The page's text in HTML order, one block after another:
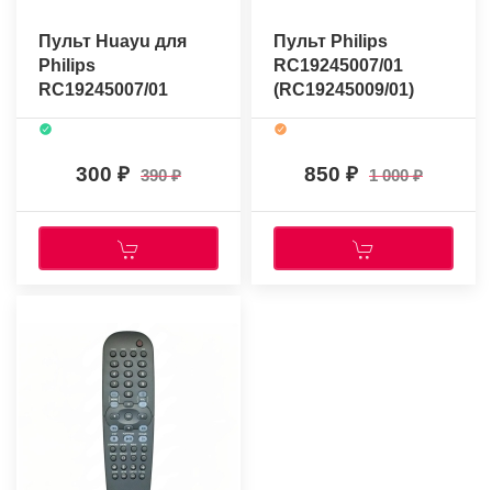
Пульт Huayu для
Philips
RC19245007/01
300 390
Пульт Philips
RC19245007/01
(RC19245009/01)
(оригинальный)
850 1 000